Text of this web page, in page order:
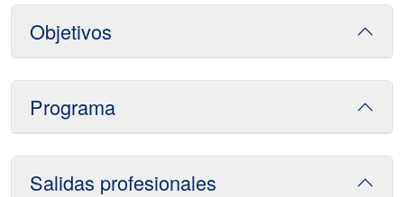
Objetivos
Programa
Salidas profesionales